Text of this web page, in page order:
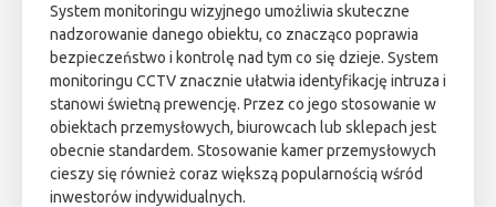
System monitoringu wizyjnego umożliwia skuteczne
nadzorowanie danego obiektu, co znacząco poprawia
bezpieczeństwo i kontrolę nad tym co się dzieje. System
monitoringu CCTV znacznie ułatwia identyfikację intruza i
stanowi świetną prewencję. Przez co jego stosowanie w
obiektach przemysłowych, biurowcach lub sklepach jest
obecnie standardem. Stosowanie kamer przemysłowych
cieszy się również coraz większą popularnością wśród
inwestorów indywidualnych.